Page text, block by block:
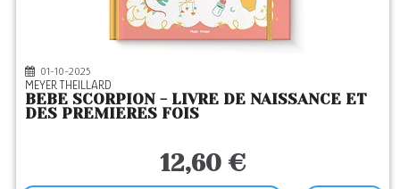
01-10-2025
MEYER THEILLARD
BEBE SCORPION - LIVRE DE NAISSANCE ET
DES PREMIERES FOIS
12,60 €